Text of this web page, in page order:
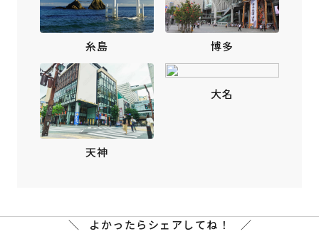
糸島 博多
天神
大名
よかったらシェアしてね！